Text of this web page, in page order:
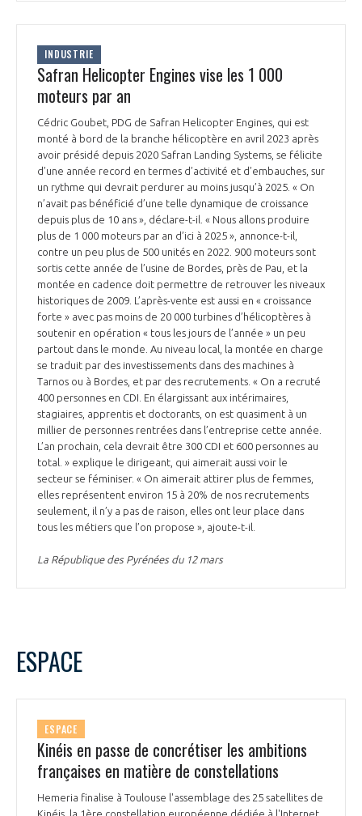
INDUSTRIE
Safran Helicopter Engines vise les 1 000
moteurs par an
Cédric Goubet, PDG de Safran Helicopter Engines, qui est
monté à bord de la branche hélicoptère en avril 2023 après
avoir présidé depuis 2020 Safran Landing Systems, se félicite
d’une année record en termes d’activité et d’embauches, sur
un rythme qui devrait perdurer au moins jusqu’à 2025. « On
n’avait pas bénéficié d’une telle dynamique de croissance
depuis plus de 10 ans », déclare-t-il. « Nous allons produire
plus de 1 000 moteurs par an d’ici à 2025 », annonce-t-il,
contre un peu plus de 500 unités en 2022. 900 moteurs sont
sortis cette année de l’usine de Bordes, près de Pau, et la
montée en cadence doit permettre de retrouver les niveaux
historiques de 2009. L’après-vente est aussi en « croissance
forte » avec pas moins de 20 000 turbines d’hélicoptères à
soutenir en opération « tous les jours de l’année » un peu
partout dans le monde. Au niveau local, la montée en charge
se traduit par des investissements dans des machines à
Tarnos ou à Bordes, et par des recrutements. « On a recruté
400 personnes en CDI. En élargissant aux intérimaires,
stagiaires, apprentis et doctorants, on est quasiment à un
millier de personnes rentrées dans l’entreprise cette année.
L’an prochain, cela devrait être 300 CDI et 600 personnes au
total. » explique le dirigeant, qui aimerait aussi voir le
secteur se féminiser. « On aimerait attirer plus de femmes,
elles représentent environ 15 à 20% de nos recrutements
seulement, il n’y a pas de raison, elles ont leur place dans
tous les métiers que l’on propose », ajoute-t-il.
La République des Pyrénées du 12 mars
ESPACE
ESPACE
Kinéis en passe de concrétiser les ambitions
françaises en matière de constellations
Hemeria finalise à Toulouse l'assemblage des 25 satellites de
Kinéis, la 1ère constellation européenne dédiée à l'Internet